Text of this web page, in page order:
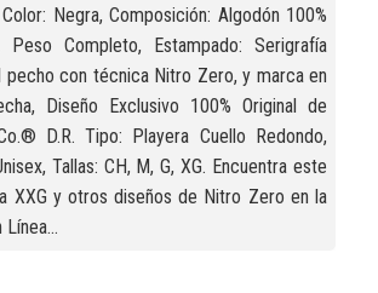
Negra, Composición: Algodón 100%
Peso Completo, Estampado: Serigrafía
pecho con técnica Nitro Zero, y marca en
Diseño Exclusivo 100% Original de
D.R. Tipo: Playera Cuello Redondo,
Tallas: CH, M, G, XG. Encuentra este
XXG y otros diseños de Nitro Zero en la